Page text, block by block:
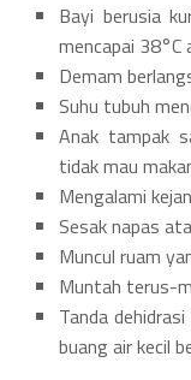
Bayi berusia
mencapai 38°C
Demam
Suhu tubuh
Anak tampak
tidak mau
Mengalami
Sesak napas
Muncul ruam
Muntah terus-
Tanda
buang air kecil